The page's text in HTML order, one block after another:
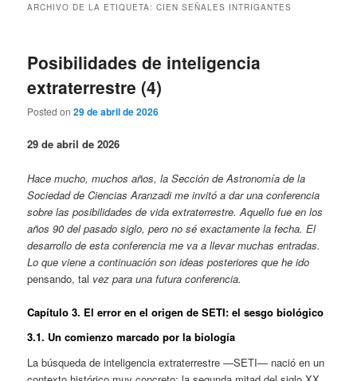
ARCHIVO DE LA ETIQUETA:CIEN SEÑALES INTRIGANTES
Posibilidades de inteligencia
extraterrestre (4)
Posted on29 de abril de 2026
29 de abril de 2026
Hace mucho, muchos años, la Sección de Astronomía de la
Sociedad de Ciencias Aranzadi me invitó a dar una conferencia
sobre las posibilidades de vida extraterrestre. Aquello fue en los
años 90 del pasado siglo, pero no sé exactamente la fecha. El
desarrollo de esta conferencia me va a llevar muchas entradas.
Lo que viene a continuación son ideas posteriores que he ido
pensando, tal vez para una futura conferencia.
Capítulo 3. El error en el origen de SETI: el sesgo biológico
3.1. Un comienzo marcado por la biología
La búsqueda de inteligencia extraterrestre —SETI— nació en un